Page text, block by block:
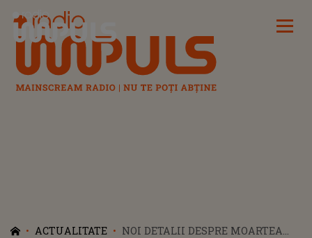
Radio Impuls
ACTUALITATE
NOI DETALII DESPRE MOARTEA